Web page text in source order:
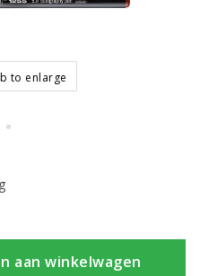
to enlarge
aan winkelwagen